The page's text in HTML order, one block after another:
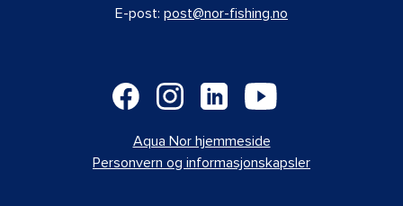
E-post: post@nor-fishing.no
Aqua Nor hjemmeside
Personvern og informasjonskapsler